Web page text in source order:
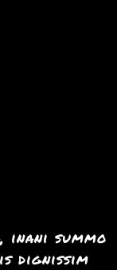
inani summo
dignissim